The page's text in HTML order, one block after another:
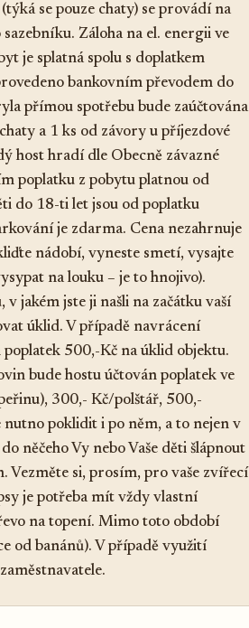
se pouze chaty) se provádí na
Záloha na el. energii ve
je splatná spolu s doplatkem
bankovním převodem do
přímou spotřebu bude zaúčtována
a 1 ks od závory u příjezdové
host hradí dle Obecně závazné
poplatku z pobytu platnou od
do 18-ti let jsou od poplatku
je zdarma. Cena nezahrnuje
nádobí, vyneste smetí, vysajte
na louku – je to hnojivo).
jakém jste ji našli na začátku vaší
úklid. V případě navrácení
500,-Kč na úklid objektu.
bude hostu účtován poplatek ve
300,- Kč/polštář, 500,-
poklidit i po něm, a to nejen v
něčeho Vy nebo Vaše děti šlápnout
Vezměte si, prosím, pro vaše zvířecí
je potřeba mít vždy vlastní
na topení. Mimo toto období
od banánů). V případě využití